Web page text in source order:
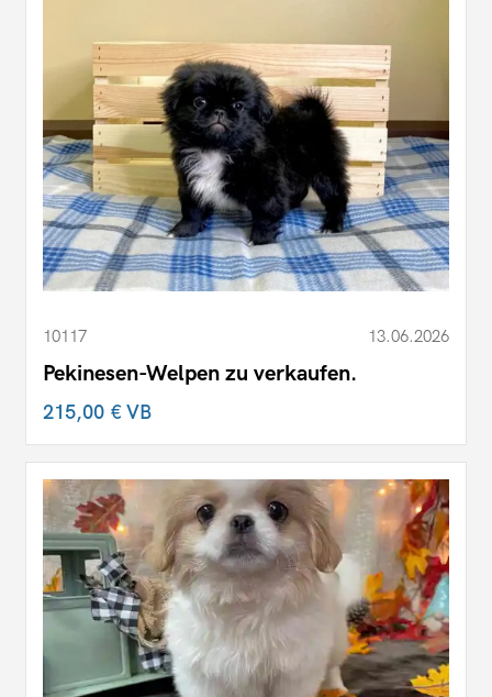
10117 13.06.2026
Pekinesen-Welpen zu verkaufen.
215,00 €VB